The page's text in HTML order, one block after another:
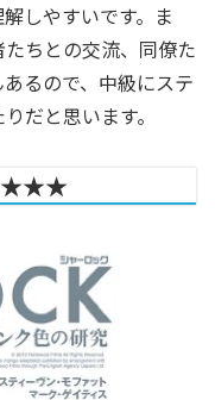
しやすいです。ま
ちとの交流、同僚た
るので、中級にステ
だと思います。
★★★